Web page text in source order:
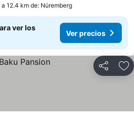
a 12.4 km de: Núremberg
ver los
Ver precios
Compartir